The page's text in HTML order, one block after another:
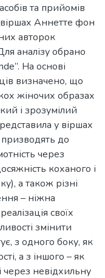
та прийомів
віршах Аннетте фон
авторок
аналізу обрано
На основі
визначено, що
жіночих образах
і зрозумілий
у віршах
до
через
коханого і
а також різні
– ніжна
своїх
змінити
з одного боку, як
а з іншого – як
через невідхильну